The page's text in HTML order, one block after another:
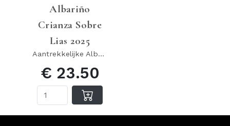
Albariño
Crianza Sobre
Lias 2025
Aantrekkelijke Albariño
€ 23.50